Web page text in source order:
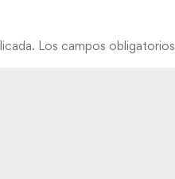
Los campos